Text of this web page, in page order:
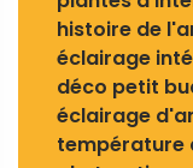
histoire de
éclairage
déco petit
éclairage
température